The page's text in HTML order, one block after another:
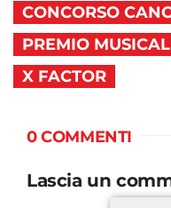
CONCORSO
PREMIO
X FACTOR
0 COMMENTI
Lascia un